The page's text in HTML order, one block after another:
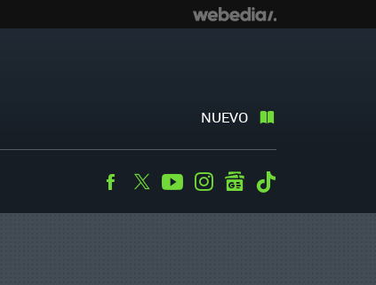
NUEVO
Facebook
TwitterYoutubeInstagramgooglenews